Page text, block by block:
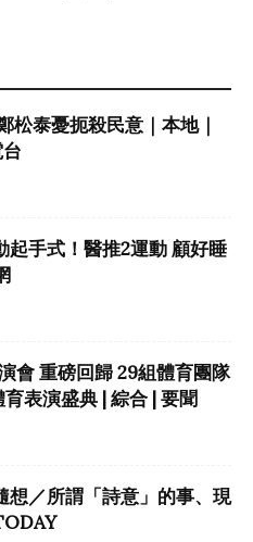
松泰憂扼殺民意｜本地｜
手式！醫推2運動 顧好睡
會 重磅回歸 29組體育團隊
表演盛典 | 綜合 | 要聞
想／所謂「詩意」的事、現